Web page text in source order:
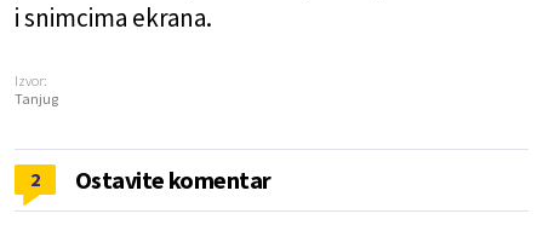
i snimcima ekrana.
Izvor:
Tanjug
2 Ostavite komentar